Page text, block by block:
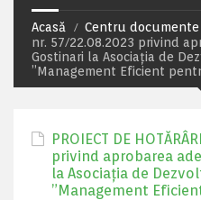
Acasă Centru documente
nr. 57/22.08.2023 privind
Gostinari la Asociaţia de
”Management Eficient
PROIECT DE
privind aprobarea
la Asociaţia de
”Management